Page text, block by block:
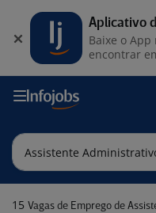
15 Vagas de Emprego de Assistente
Aplicativo
Baixe o App
encontrar